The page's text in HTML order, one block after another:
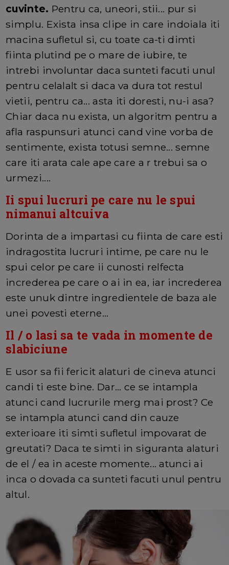
cuvinte. Pentru ca, uneori, stii... pur si
simplu. Exista insa clipe in care indoiala iti
macina sufletul si, cu toate ca-ti dimti
fiinta plutind pe o mare de iubire, te
intrebi involuntar daca sunteti facuti unul
pentru celalalt si daca va dura tot restul
vietii, pentru ca... asta iti doresti, nu-i asa?
Chiar daca nu exista, un algoritm pentru a
afla raspunsuri atunci cand vine vorba de
sentimente, exista totusi semne... semne
care iti arata cale ape care a r trebui sa o
urmezi....
Ii spui lucruri pe care nu le spui
nimanui altcuiva
Dorinta de a impartasi cu fiinta de care esti
indragostita lucruri intime, pe care nu le
spui celor pe care ii cunosti relfecta
increderea pe care o ai in ea, iar increderea
este unuk dintre ingredientele de baza ale
unei povesti eterne...
Il / o lasi sa te vada in momente de
slabiciune
E usor sa fii fericit alaturi de cineva atunci
candi ti este bine. Dar... ce se intampla
atunci cand lucrurile merg mai prost? Ce
se intampla atunci cand din cauze
exterioare iti simti sufletul impovarat de
greutati? Daca te simti in siguranta alaturi
de el / ea in aceste momente... atunci ai
inca o dovada ca sunteti facuti unul pentru
altul.